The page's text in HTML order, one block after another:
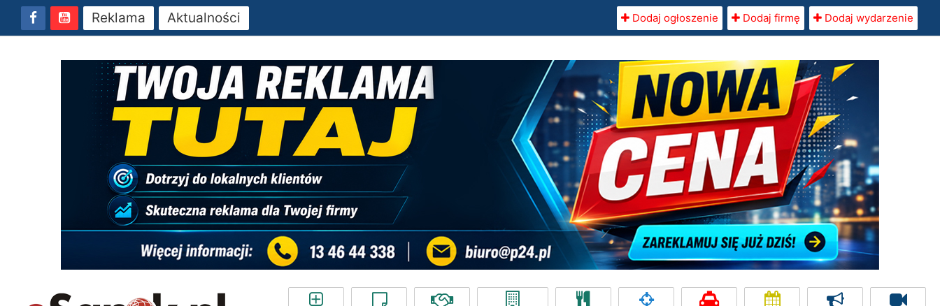
Reklama Aktualności Dodaj ogłoszenie Dodaj firmę Dodaj wydarzenie